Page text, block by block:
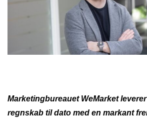
Marketingbureauet WeMarket
regnskab til dato med en markant